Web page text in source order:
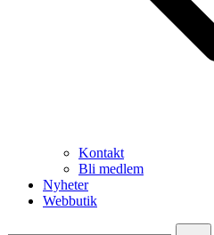
Kontakt
Bli medlem
Nyheter
Webbutik